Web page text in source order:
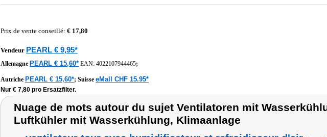
Prix de vente conseillé: € 17,80
Vendeur PEARL € 9,95*
Allemagne PEARL € 15,60* EAN: 4022107944465;
Autriche PEARL € 15,60*; Suisse eMall CHF 15.95*
Nur € 7,80 pro Ersatzfilter.
Nuage de mots autour du sujet Ventilatoren mit
Luftkühler mit Wasserkühlung, Klimaanlage